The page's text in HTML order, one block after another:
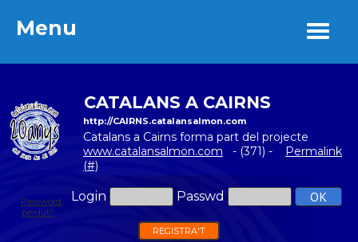
Menu
CATALANS A CAIRNS
http://CAIRNS.catalansalmon.com
Catalans a Cairns forma part del projecte
www.catalansalmon.com - (371) - Permalink
(#)
Login Passwd
Password
perdut?
REGISTRA'T
Menu